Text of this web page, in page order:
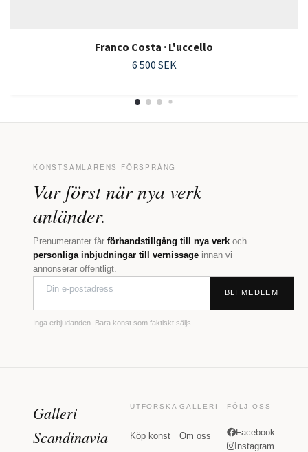
Franco Costa · L'uccello
6 500 SEK
KONSTSAMLARENS FÖRSPRÅNG
Var först när nya verk
anländer.
Prenumeranter får förhandstillgång till nya verk och
personliga inbjudningar till vernissage innan vi
annonserar offentligt.
BLI MEDLEM
Inga erbjudanden. Bara konst som faktiskt säljs.
Galleri
Scandinavia
UTFORSKA
Köp konst
GALLERI
Om oss
FÖLJ OSS
Facebook
Instagram